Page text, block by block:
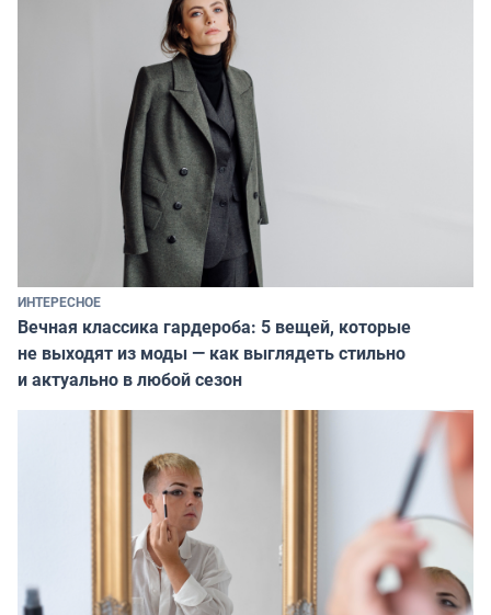
ИНТЕРЕСНОЕ
Вечная классика гардероба: 5 вещей, которые
не выходят из моды — как выглядеть стильно
и актуально в любой сезон